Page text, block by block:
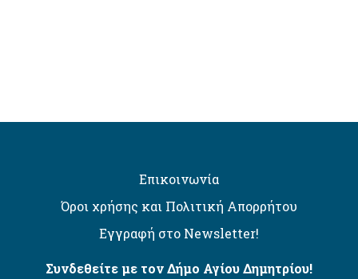
Επικοινωνία
Όροι χρήσης και Πολιτική Απορρήτου
Εγγραφή στο Newsletter!
Συνδεθείτε με τον Δήμο Αγίου Δημητρίου!